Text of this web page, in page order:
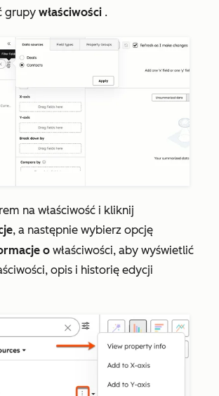
grupy właściwości .
na właściwość i kliknij
, a następnie wybierz opcję
o właściwości, aby wyświetlić
opis i historię edycji